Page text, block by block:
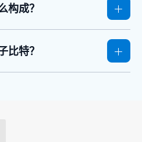
构成？
比特？